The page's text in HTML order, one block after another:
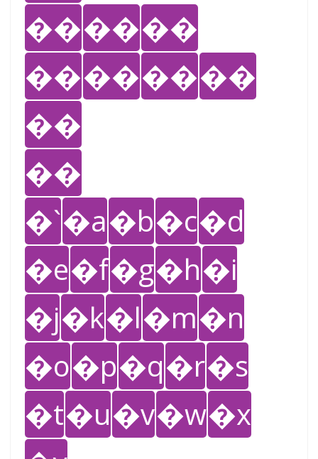
������
��������
��
��
�`�a�b�c�d
�e�f�g�h�i
�j�k�l�m�n
�o�p�q�r�s
�t�u�v�w�x